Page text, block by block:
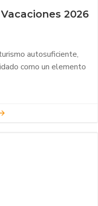
2026
autosuficiente,
como un elemento